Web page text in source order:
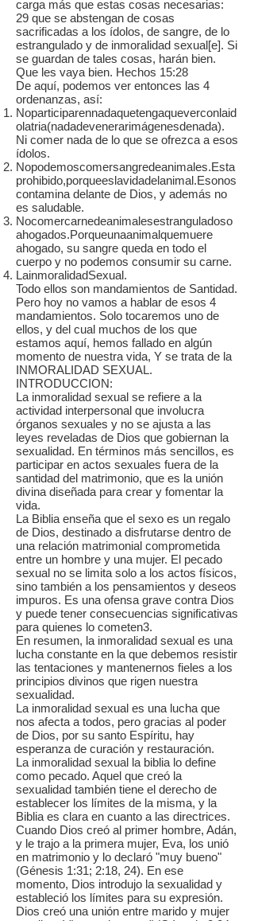
carga más que estas cosas necesarias:
29 que se abstengan de cosas
sacrificadas a los ídolos, de sangre, de lo
estrangulado y de inmoralidad sexual[e]. Si
se guardan de tales cosas, harán bien.
Que les vaya bien. Hechos 15:28
De aquí, podemos ver entonces las 4
ordenanzas, así:
Noparticiparennadaquetengaqueverconlaid
olatria(nadadevenerarimágenesdenada).
Ni comer nada de lo que se ofrezca a esos
ídolos.
Nopodemoscomersangredeanimales.Esta
prohibido,porqueeslavidadelanimal.Esonos
contamina delante de Dios, y además no
es saludable.
Nocomercarnedeanimalesestranguladoso
ahogados.Porqueunaanimalquemuere
ahogado, su sangre queda en todo el
cuerpo y no podemos consumir su carne.
LainmoralidadSexual.
Todo ellos son mandamientos de Santidad.
Pero hoy no vamos a hablar de esos 4
mandamientos. Solo tocaremos uno de
ellos, y del cual muchos de los que
estamos aquí, hemos fallado en algún
momento de nuestra vida, Y se trata de la
INMORALIDAD SEXUAL.
INTRODUCCION:
La inmoralidad sexual se refiere a la
actividad interpersonal que involucra
órganos sexuales y no se ajusta a las
leyes reveladas de Dios que gobiernan la
sexualidad. En términos más sencillos, es
participar en actos sexuales fuera de la
santidad del matrimonio, que es la unión
divina diseñada para crear y fomentar la
vida.
La Biblia enseña que el sexo es un regalo
de Dios, destinado a disfrutarse dentro de
una relación matrimonial comprometida
entre un hombre y una mujer. El pecado
sexual no se limita solo a los actos físicos,
sino también a los pensamientos y deseos
impuros. Es una ofensa grave contra Dios
y puede tener consecuencias significativas
para quienes lo cometen3.
En resumen, la inmoralidad sexual es una
lucha constante en la que debemos resistir
las tentaciones y mantenernos fieles a los
principios divinos que rigen nuestra
sexualidad.
La inmoralidad sexual es una lucha que
nos afecta a todos, pero gracias al poder
de Dios, por su santo Espíritu, hay
esperanza de curación y restauración.
La inmoralidad sexual la biblia lo define
como pecado. Aquel que creó la
sexualidad también tiene el derecho de
establecer los límites de la misma, y la
Biblia es clara en cuanto a las directrices.
Cuando Dios creó al primer hombre, Adán,
y le trajo a la primera mujer, Eva, los unió
en matrimonio y lo declaró "muy bueno"
(Génesis 1:31; 2:18, 24). En ese
momento, Dios introdujo la sexualidad y
estableció los límites para su expresión.
Dios creó una unión entre marido y mujer